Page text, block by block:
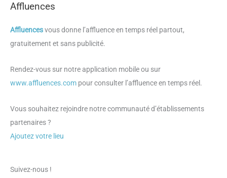
Affluences
Affluencesvous donne l’affluence en temps réel partout,
gratuitement et sans publicité.
Rendez-vous sur notre application mobile ou sur
www.affluences.com pour consulter l’affluence en temps réel.
Vous souhaitez rejoindre notre communauté d’établissements
partenaires ?
Ajoutez votre lieu
Suivez-nous !